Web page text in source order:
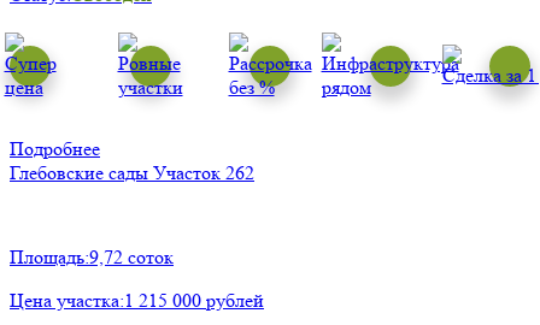
Подробнее
Глебовские сады Участок 262
Площадь:9,72 соток
Цена участка:1 215 000 рублей